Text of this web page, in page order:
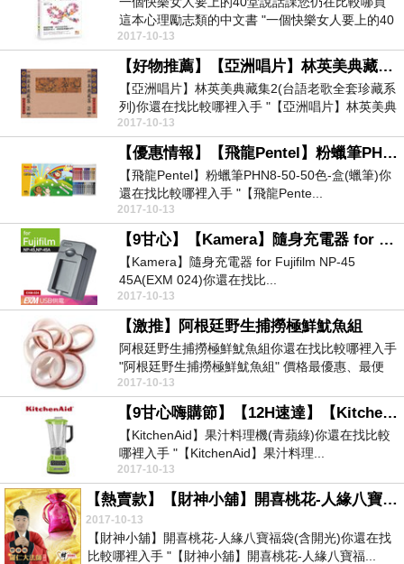
這本心理勵志類的中文書 "一個快樂女人要上的40
堂說話課...
2017-10-13
【好物推薦】【亞洲唱片】林英美典藏集2(台語老歌全套珍藏系列)
【亞洲唱片】林英美典藏集2(台語老歌全套珍藏系
列)你還在找比較哪裡入手 "【亞洲唱片】林英美典
藏集2...
2017-10-13
【優惠情報】【飛龍Pentel】粉蠟筆PHN8-50-50色-盒(蠟筆)
【飛龍Pentel】粉蠟筆PHN8-50-50色-盒(蠟筆)你
還在找比較哪裡入手 "【飛龍Pente...
2017-10-13
【9甘心】【Kamera】隨身充電器 for Fujifilm NP-45 45A(EXM 024)
【Kamera】隨身充電器 for Fujifilm NP-45
45A(EXM 024)你還在找比...
2017-10-13
【激推】阿根廷野生捕撈極鮮魷魚組
阿根廷野生捕撈極鮮魷魚組你還在找比較哪裡入手
"阿根廷野生捕撈極鮮魷魚組" 價格最優惠、最便
宜、CP...
2017-10-13
【9甘心嗨購節】【12H速達】【KitchenAid】果汁料理機(青蘋綠)
【KitchenAid】果汁料理機(青蘋綠)你還在找比較
哪裡入手 "【KitchenAid】果汁料理...
2017-10-13
【熱賣款】【財神小舖】開喜桃花-人緣八寶福袋(含開光)
2017-10-13
【財神小舖】開喜桃花-人緣八寶福袋(含開光)你還在找
比較哪裡入手 "【財神小舖】開喜桃花-人緣八寶福...